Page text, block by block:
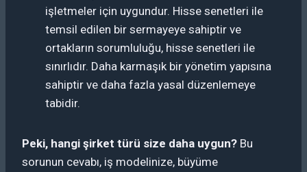
işletmeler için uygundur. Hisse senetleri ile
temsil edilen bir sermayeye sahiptir ve
ortakların sorumluluğu, hisse senetleri ile
sınırlıdır. Daha karmaşık bir yönetim yapısına
sahiptir ve daha fazla yasal düzenlemeye
tabidir.
Peki, hangi şirket türü size daha uygun? Bu
sorunun cevabı, iş modelinize, büyüme